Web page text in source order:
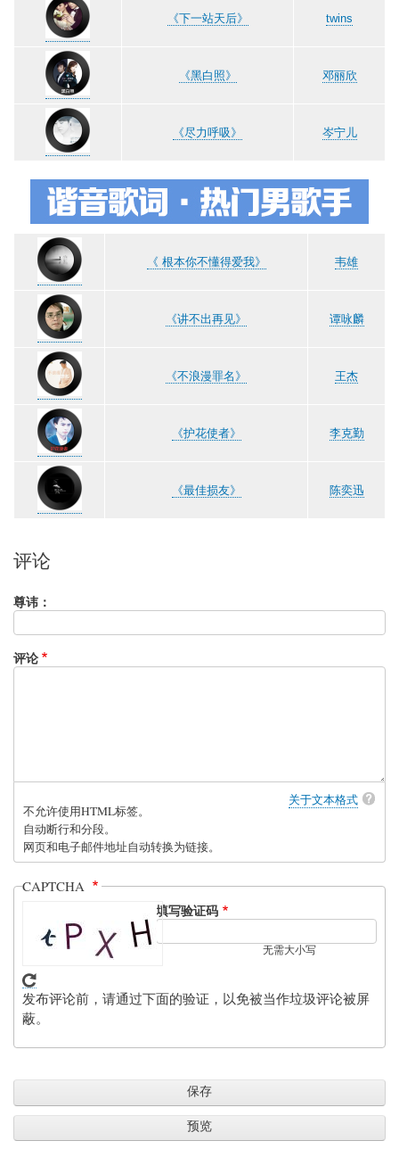
《下一站天后》 twins
《黑白照》 邓丽欣
《尽力呼吸》 岑宁儿
《 根本你不懂得爱我》 韦雄
《讲不出再见》 谭咏麟
《不浪漫罪名》 王杰
《护花使者》 李克勤
《最佳损友》 陈奕迅
评论
尊讳：
评论
关于文本格式
不允许使用HTML标签。
自动断行和分段。
网页和电子邮件地址自动转换为链接。
CAPTCHA
填写验证码
无需大小写
发布评论前，请通过下面的验证，以免被当作垃圾评论被屏
蔽。